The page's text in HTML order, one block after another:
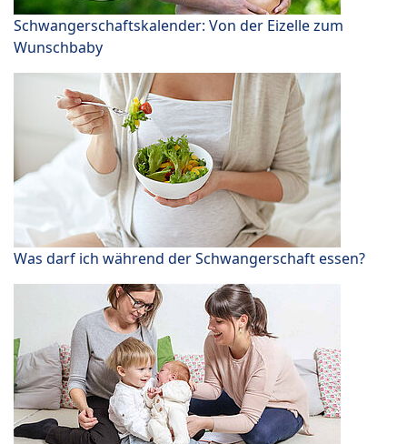
Schwangerschaftskalender: Von der Eizelle zum
Wunschbaby
Was darf ich während der Schwangerschaft essen?